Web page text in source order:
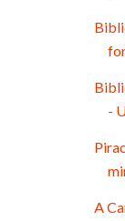
-
A